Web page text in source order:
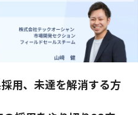
用、未達を解消する方